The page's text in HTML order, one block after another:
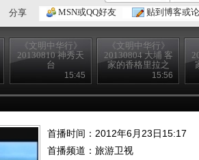
分享
MSN或QQ好友 贴到博客或
《文明中华行》
20130810 神秀天
台
15:45
《文明中华行》
20130804 大埔 客
家的香格里拉之
无限大埔15:56
首播时间：2012年6月23日15:17
首播频道： 旅游卫视